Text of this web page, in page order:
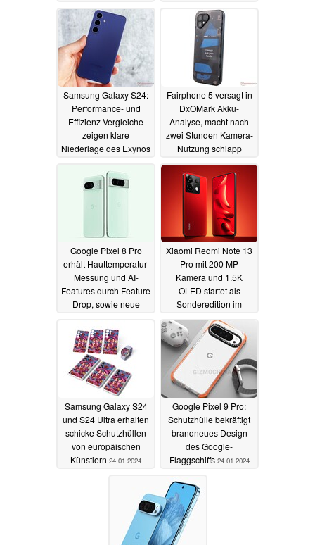
27.01.2024
27.01.2024
Samsung Galaxy S24:
Performance- und
Effizienz-Vergleiche
zeigen klare
Niederlage des Exynos
Fairphone 5 versagt in
DxOMark Akku-
Analyse, macht nach
zwei Stunden Kamera-
Nutzung schlapp
25.01.2024
Google Pixel 8 Pro
erhält Hauttemperatur-
Messung und AI-
Features durch Feature
Drop, sowie neue
25.01.2024
Xiaomi Redmi Note 13
Pro mit 200 MP
Kamera und 1.5K
OLED startet als
Sonderedition im
25.01.2024
Samsung Galaxy S24
und S24 Ultra erhalten
schicke Schutzhüllen
von europäischen
Künstlern 24.01.2024
Google Pixel 9 Pro:
Schutzhülle bekräftigt
brandneues Design
des Google-
Flaggschiffs 24.01.2024